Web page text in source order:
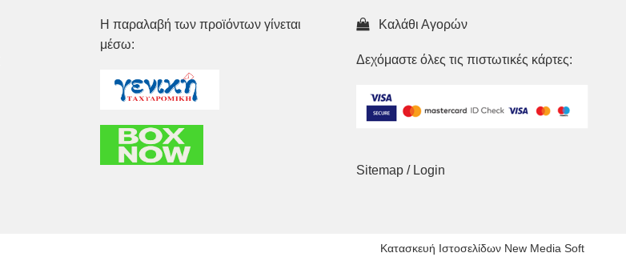
Η παραλαβή των προϊόντων γίνεται
μέσω:
Καλάθι Αγορών
Δεχόμαστε όλες τις πιστωτικές κάρτες:
Sitemap / Login
Κατασκευή Ιστοσελίδων New Media Soft